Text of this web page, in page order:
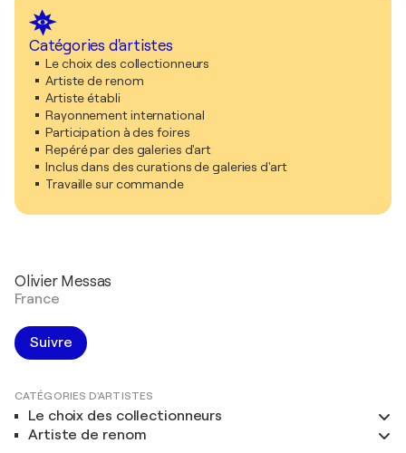
Catégories d'artistes
Le choix des collectionneurs
Artiste de renom
Artiste établi
Rayonnement international
Participation à des foires
Repéré par des galeries d'art
Inclus dans des curations de galeries d'art
Travaille sur commande
Olivier Messas
France
Suivre
CATÉGORIES D'ARTISTES
Le choix des collectionneurs
Artiste de renom